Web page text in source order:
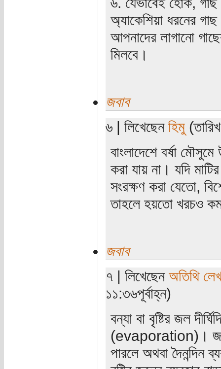
অ্যাকেশিয়া ধরনের
আপনাদের লাগানো
মিলবে।
জবাব
৬ | লিখেছেন হিমু
বাংলাদেশে বর্ষা
করা যায় না। যদি
সংরক্ষণ করা যেতো,
তাহলে হয়তো খরচও
জবাব
৭ | লিখেছেন অতিথি
১১:৩৬পূর্বাহ্ন)
বন্যা বা বৃষ্টির জল
(evaporation)।
পারলে অথবা দৈনন্দিন